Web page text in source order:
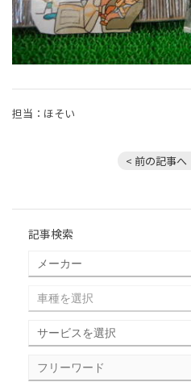
担当：ほそい
< 前の記事へ
記事検索